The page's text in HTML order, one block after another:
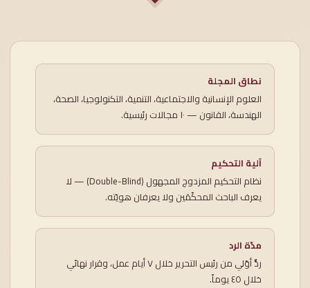
نطاق المجلة
العلوم الإنسانية والاجتماعية، التنمية، التكنولوجيا، الصحة،
الهندسة، القانون — ١٠ مجالات رئيسية.
آلية التحكيم
نظام التحكيم المزدوج المجهول (Double-Blind) — لا
يعرف الباحث المحكّمَين ولا يعرفان هويّته.
مدّة الرد
ردٌّ أوّلي من رئيس التحرير خلال ٧ أيام عمل، وقرار نهائي
خلال ٤٥ يوماً.